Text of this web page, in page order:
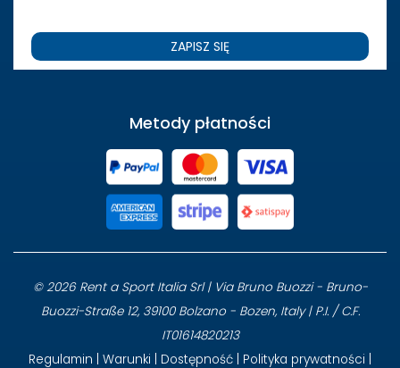
ZAPISZ SIĘ
Metody płatności
© 2026 Rent a Sport Italia Srl | Via Bruno Buozzi - Bruno-
Buozzi-Straße 12, 39100 Bolzano - Bozen, Italy | P.I. / C.F.
IT01614820213
Regulamin
Warunki Dostępność Polityka prywatności